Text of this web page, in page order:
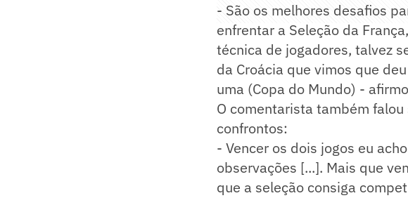
- São os melhores desafios
enfrentar a Seleção da
técnica de jogadores, talvez
da Croácia que vimos que
uma (Copa do Mundo) -
O comentarista também
confrontos:
- Vencer os dois jogos eu
observações [...]. Mais que
que a seleção consiga